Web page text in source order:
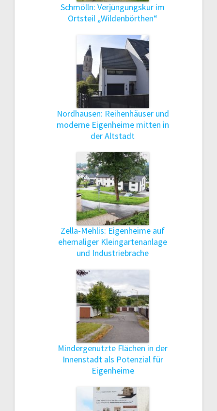
Schmölln: Verjüngungskur im
Ortsteil „Wildenbörthen“
Nordhausen: Reihenhäuser und
moderne Eigenheime mitten in
der Altstadt
Zella-Mehlis: Eigenheime auf
ehemaliger Kleingartenanlage
und Industriebrache
Mindergenutzte Flächen in der
Innenstadt als Potenzial für
Eigenheime